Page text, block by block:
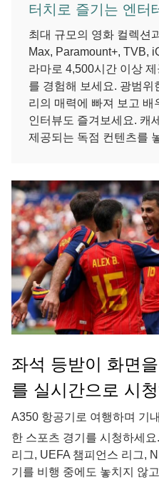
터치로 즐기는 엔터
최대 규모의 영화 컬렉션
Max, Paramount+, TVB,
라마로 4,500시간 이상
를 경험해 보세요. 광범위
리의 매력에 빠져 보고 배
인터뷰도 즐겨보세요. 캐
제공되는 독점 컨텐츠를
좌석 등받이 화면
를 실시간으로 시
A350 항공기로 여행하며 기
한 스포츠 경기를 시청하세
리그, UEFA 챔피언스 리그,
기를 비행 중에도 놓치지 않